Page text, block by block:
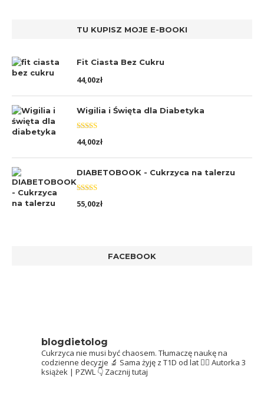
TU KUPISZ MOJE E-BOOKI
Fit Ciasta Bez Cukru
44,00zł
Wigilia i Święta dla Diabetyka
Oceniono
5.00na 5
44,00zł
DIABETOBOOK - Cukrzyca na talerzu
Oceniono
5.00na 5
55,00zł
FACEBOOK
blogdietolog
Cukrzyca nie musi być chaosem. Tłumaczę naukę na
codzienne decyzje 🔬 Sama żyję z T1D od lat 👩‍⚕️ Autorka 3
książek | PZWL 👇 Zacznij tutaj